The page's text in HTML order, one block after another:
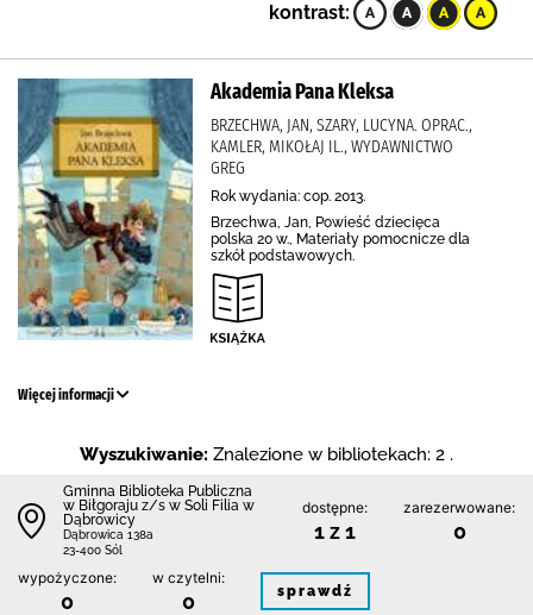
kontrast:
Akademia Pana Kleksa
BRZECHWA, JAN, SZARY, LUCYNA. OPRAC.,
KAMLER, MIKOŁAJ IL., WYDAWNICTWO
GREG
Rok wydania: cop. 2013.
Brzechwa, Jan, Powieść dziecięca
polska 20 w., Materiały pomocnicze dla
szkół podstawowych.
Więcej informacji
Wyszukiwanie: Znalezione w bibliotekach: 2 .
Gminna Biblioteka Publiczna
w Biłgoraju z/s w Soli Filia w
Dąbrowicy
Dąbrowica 138a
23-400 Sól
dostępne:
1 z 1
zarezerwowane:
0
wypożyczone:
0
w czytelni:
0 sprawdź